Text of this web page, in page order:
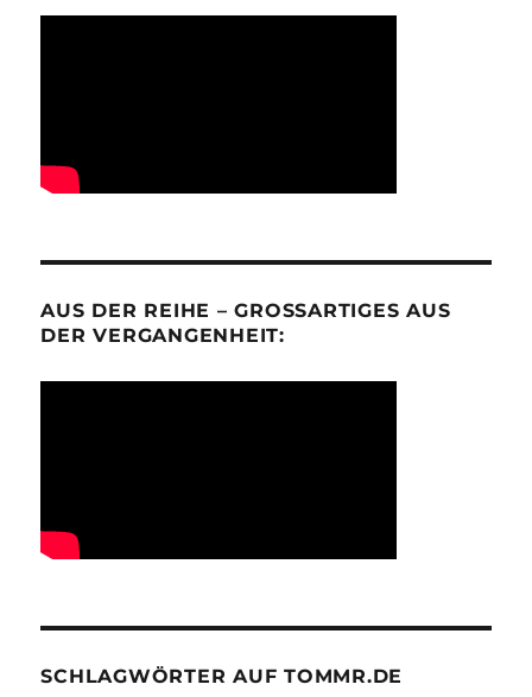
AUS DER REIHE – GROSSARTIGES AUS D
ER VERGANGENHEIT:
SCHLAGWÖRTER AUF TOMMR.DE